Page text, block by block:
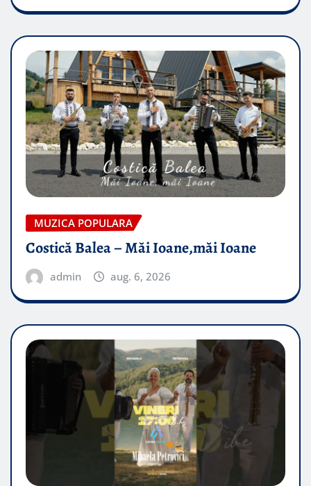
MUZICA POPULARA
Costică Balea – Măi Ioane,măi Ioane
admin aug. 6, 2026